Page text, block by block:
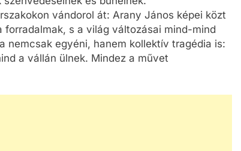
vándorol át: Arany János képei közt
s a világ változásai mind-mind
nemcsak egyéni, hanem kollektív tragédia is:
a vállán ülnek. Mindez a művet